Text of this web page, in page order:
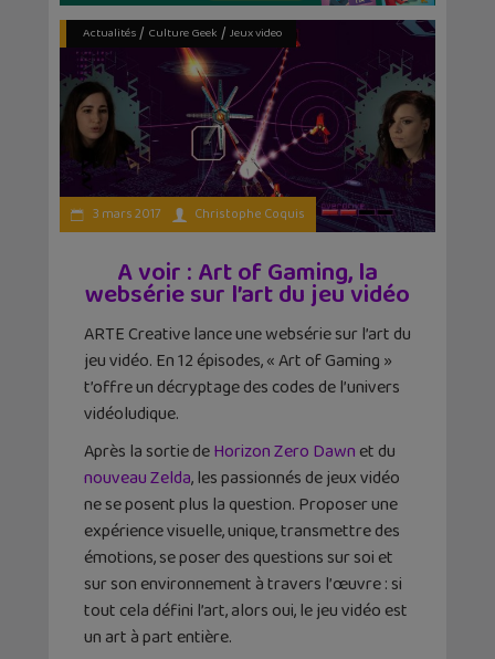
Actualités/ Culture Geek / Jeux video
3 mars 2017 Christophe Coquis
A voir : Art of Gaming, la
websérie sur l’art du jeu vidéo
ARTE Creative lance une websérie sur l’art du
jeu vidéo. En 12 épisodes, « Art of Gaming »
t’offre un décryptage des codes de l’univers
vidéoludique.
Après la sortie deHorizon Zero Dawn et du
nouveau Zelda, les passionnés de jeux vidéo
ne se posent plus la question. Proposer une
expérience visuelle, unique, transmettre des
émotions, se poser des questions sur soi et
sur son environnement à travers l’œuvre : si
tout cela défini l’art, alors oui, le jeu vidéo est
un art à part entière.